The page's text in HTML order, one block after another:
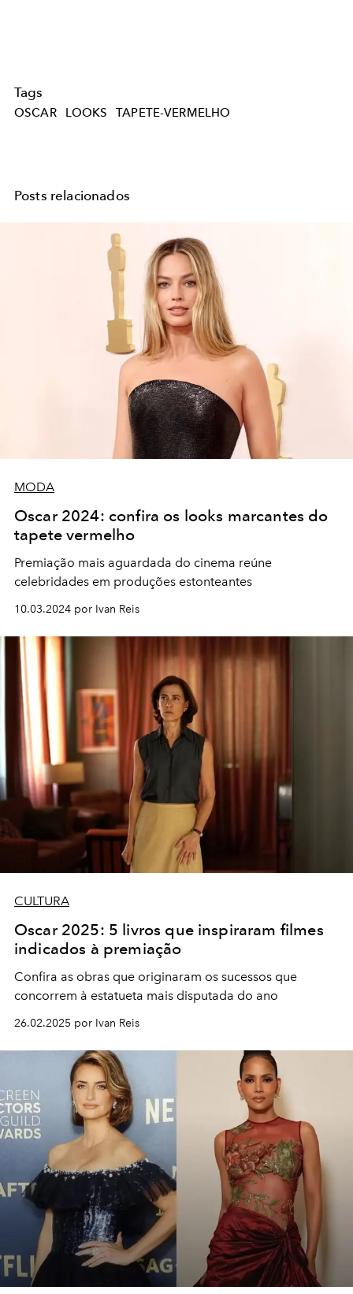
Tags
OSCAR LOOKS TAPETE-VERMELHO
Posts relacionados
MODA
Oscar 2024: confira os looks marcantes do
tapete vermelho
Premiação mais aguardada do cinema reúne
celebridades em produções estonteantes
10.03.2024 por Ivan Reis
CULTURA
Oscar 2025: 5 livros que inspiraram filmes
indicados à premiação
Confira as obras que originaram os sucessos que
concorrem à estatueta mais disputada do ano
26.02.2025 por Ivan Reis